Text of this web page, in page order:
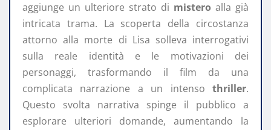
aggiunge un ulteriore strato di mistero alla già
intricata trama. La scoperta della circostanza
attorno alla morte di Lisa solleva interrogativi
sulla reale identità e le motivazioni dei
personaggi, trasformando il film da una
complicata narrazione a un intenso thriller.
Questo svolta narrativa spinge il pubblico a
esplorare ulteriori domande, aumentando la